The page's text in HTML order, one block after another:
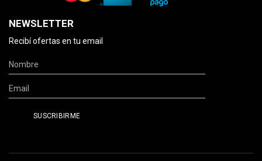
NEWSLETTER
Recibí ofertas en tu email